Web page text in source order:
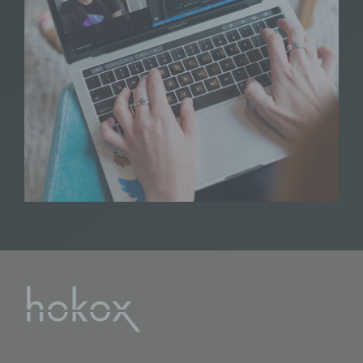
werden.
c) Verarbeitung
Verarbeitung ist jeder mit oder ohne Hilfe
automatisierter Verfahren ausgeführte
Vorgang oder jede solche Vorgangsreihe
im Zusammenhang mit
personenbezogenen Daten wie das
Erheben, das Erfassen, die Organisation,
das Ordnen, die Speicherung, die
Anpassung oder Veränderung, das
Auslesen, das Abfragen, die Verwendung,
d) Einschränkung der Verarbeitung
Einschränkung der Verarbeitung ist die